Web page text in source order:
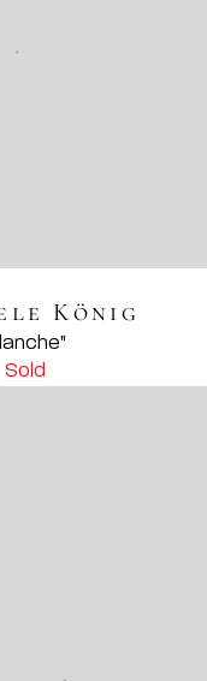
König
Sold